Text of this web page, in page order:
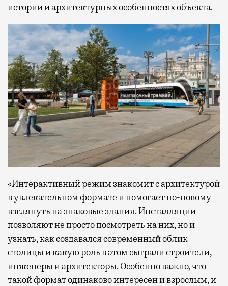
истории и архитектурных особенностях объекта.
«Интерактивный режим знакомит с архитектурой
в увлекательном формате и помогает по-новому
взглянуть на знаковые здания. Инсталляции
позволяют не просто посмотреть на них, но и
узнать, как создавался современный облик
столицы и какую роль в этом сыграли строители,
инженеры и архитекторы. Особенно важно, что
такой формат одинаково интересен и взрослым, и